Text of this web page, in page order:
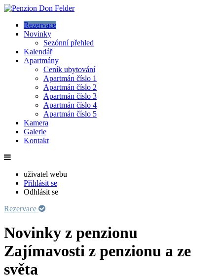
Rezervace
Novinky
Sezónní přehled
Kalendář
Apartmány
Ceník ubytování
Apartmán číslo 1
Apartmán číslo 2
Apartmán číslo 3
Apartmán číslo 4
Apartmán číslo 5
Kamera
Galerie
Kontakt
uživatel webu
Přihlásit se
Odhlásit se
Rezervace
Novinky z penzionu
Zajímavosti z penzionu a ze
světa